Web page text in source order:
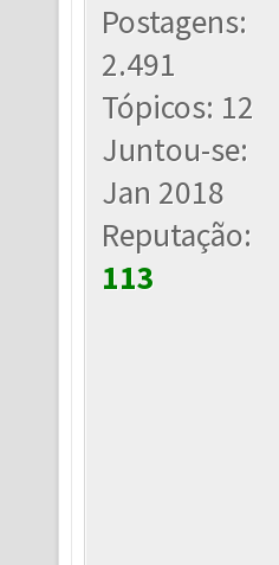
Postagens:
2.491
Tópicos: 12
Juntou-se:
Jan 2018
Reputação:
113